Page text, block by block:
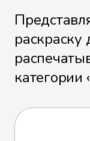
раскраску
категории